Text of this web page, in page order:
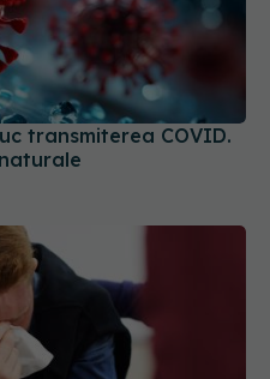
transmiterea COVID.